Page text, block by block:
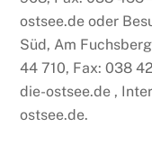
ostsee.de oder
Süd, Am
44 710, Fax: 038
die-ostsee.de ,
ostsee.de.